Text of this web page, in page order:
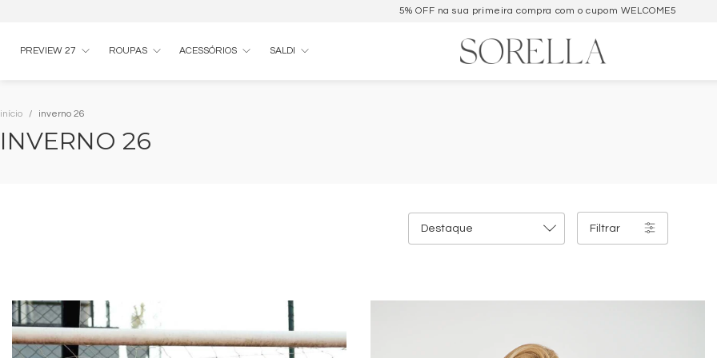
Parcele em até 6x sem juros ou desconto no PIX
PREVIEW 27 ROUPAS ACESSÓRIOS SALDI
início inverno 26
INVERNO 26
Filtrar